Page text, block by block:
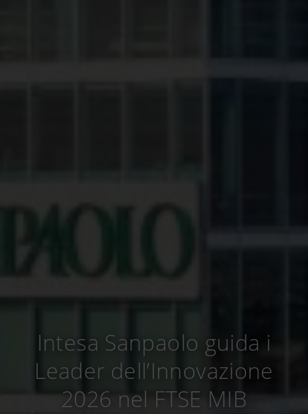
Intesa Sanpaolo guida i
Leader dell’Innovazione
2026 nel FTSE MIB